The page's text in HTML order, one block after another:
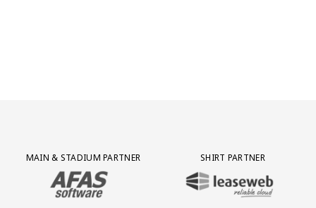
Partner Logos Grid
MAIN & STADIUM PARTNER
BEZOEK ONZE MAIN & STADIUM PARTNER AFAS SOFTWARE
SHIRT PARTNER
BEZOEK ONZE SHIRT PARTNER